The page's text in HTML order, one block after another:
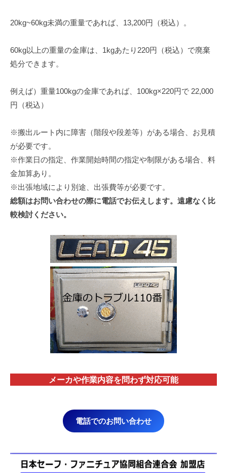
20kg~60kg未満の重量であれば、13,200円（税込）。
60kg以上の重量の金庫は、1kgあたり220円（税込）で廃棄
処分できます。
例えば）重量100kgの金庫であれば、100kg×220円で 22,000
円（税込）
※搬出ルート内に障害（階段や段差等）がある場合、お見積
が必要です。
※作業日の指定、作業開始時間の指定や制限がある場合、料
金加算あり。
※出張地域により別途、出張費等が必要です。
総額はお問い合わせの際に電話でお伝えします。遠慮なく比
較検討ください。
メーカや作業内容を問わず対応可能
電話でのお問い合わせ